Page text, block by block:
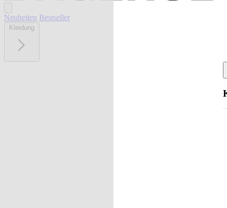
Neuheiten Bestseller
Kleidung